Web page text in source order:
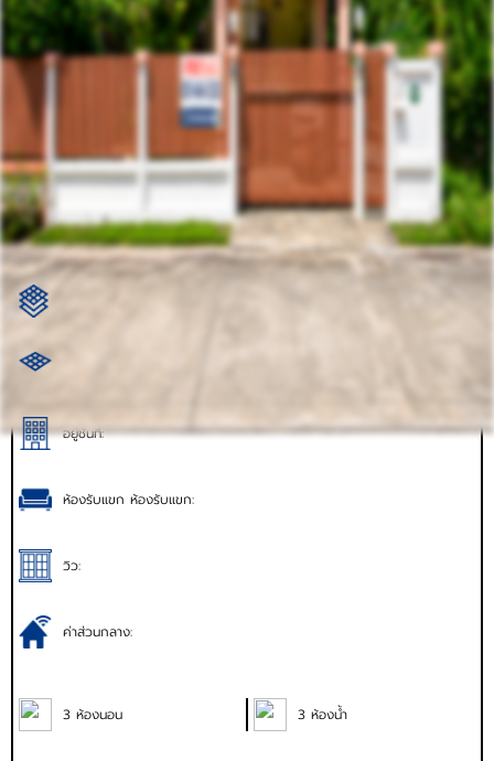
บ้านเดี่ยว มายโฮม ทาวน์ ดอนยายหอม นครปฐม (หลังริม)
ซอย 14 ตำบล ดอนยายหอม อำเภอเมืองนครปฐม
นครปฐม 73000
ราคาขาย
2,800,000.00 ฿
อยู่ชั้นที่:
ห้องรับแขก ห้องรับแขก:
วิว:
ค่าส่วนกลาง:
3 ห้องนอน 3 ห้องน้ำ